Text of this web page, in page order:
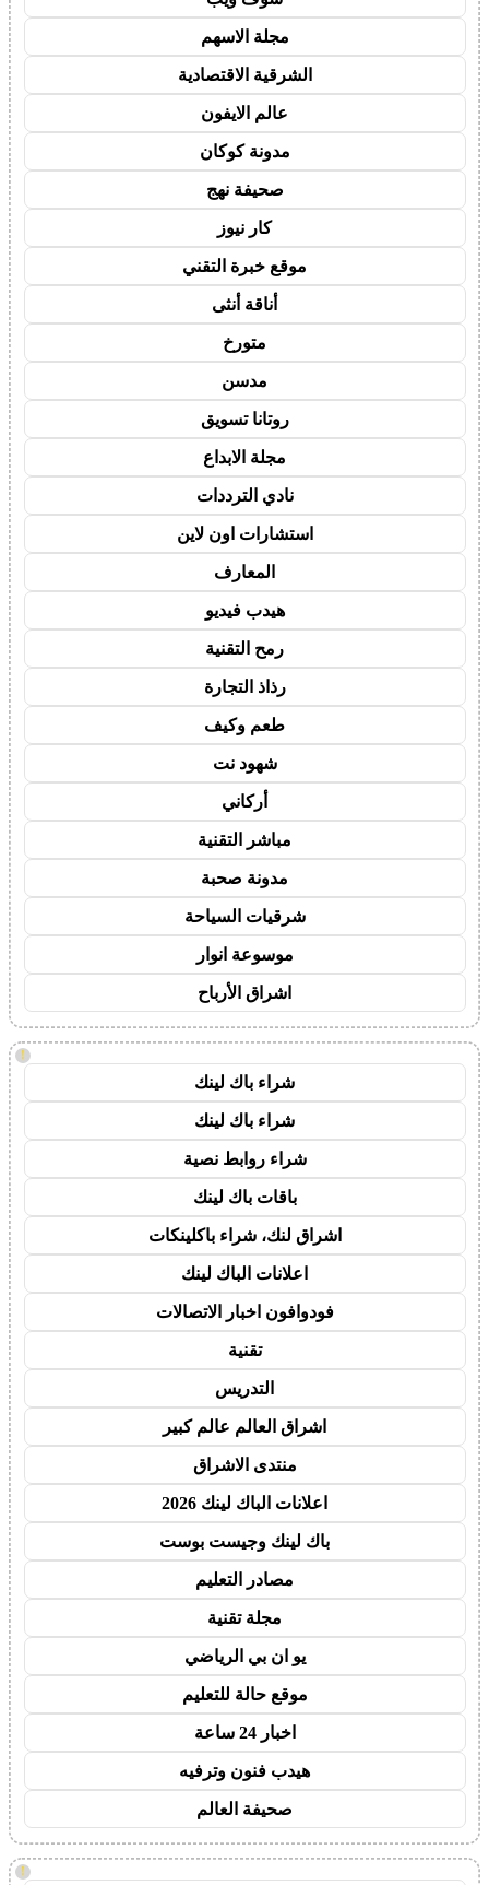
مجلة الاسهم
الشرقية الاقتصادية
عالم الايفون
مدونة كوكان
صحيفة نهج
كار نيوز
موقع خبرة التقني
أناقة أنثى
متورخ
مدسن
روتانا تسويق
مجلة الابداع
نادي الترددات
استشارات اون لاين
المعارف
هيدب فيديو
رمح التقنية
رذاذ التجارة
طعم وكيف
شهود نت
أركاني
مباشر التقنية
مدونة صحبة
شرقيات السياحة
موسوعة انوار
اشراق الأرباح
!
شراء باك لينك
شراء باك لينك
شراء روابط نصية
باقات باك لينك
اشراق لنك، شراء باكلينكات
اعلانات الباك لينك
فودوافون اخبار الاتصالات
تقنية
التدريس
اشراق العالم عالم كبير
منتدى الاشراق
اعلانات الباك لينك 2026
باك لينك وجيست بوست
مصادر التعليم
مجلة تقنية
يو ان بي الرياضي
موقع حالة للتعليم
اخبار 24 ساعة
هيدب فنون وترفيه
صحيفة العالم
!